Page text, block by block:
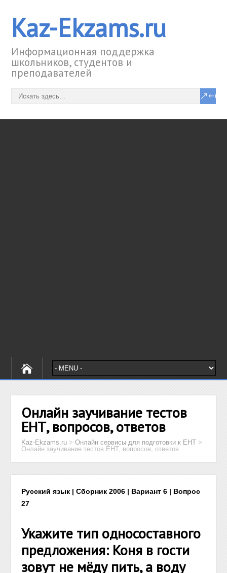
Kaz-Ekzams.ru
Информационная поддержка
школьников, студентов и
преподавателей
Онлайн заучивание тестов
ЕНТ, вопросов, ответов
Kaz-Ekzams.ru >Онлайн сервисы для подготовки к ЕНТ >
Онлайн заучивание тестов ЕНТ, вопросов, ответов
Русский язык | Сборник 2006 | Вариант 6 | Вопрос
27
Укажите тип односоставного
предложения: Коня в гости
зовут не мёду пить, а воду